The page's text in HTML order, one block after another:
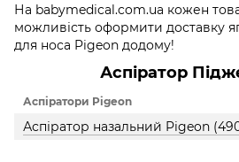
На babymedical.com.ua кожен
можливість оформити доставку
для носа Pigeon додому!
Аспіратор
Аспіратори Pigeon
Аспіратор назальний Pigeon